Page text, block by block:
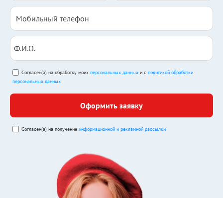
Согласен(а) на обработку моих персональных данных и с политикой обработки
персональных данных
Оформить заявку
Согласен(а) на получение информационной и рекламной рассылки